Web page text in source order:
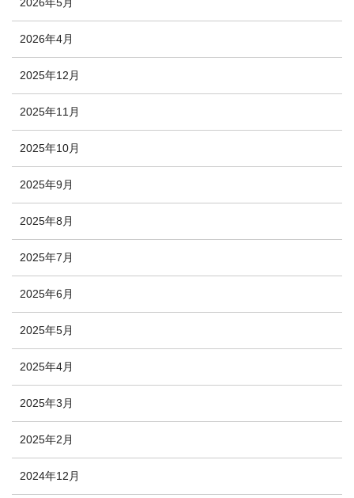
2026年4月
2025年12月
2025年11月
2025年10月
2025年9月
2025年8月
2025年7月
2025年6月
2025年5月
2025年4月
2025年3月
2025年2月
2024年12月